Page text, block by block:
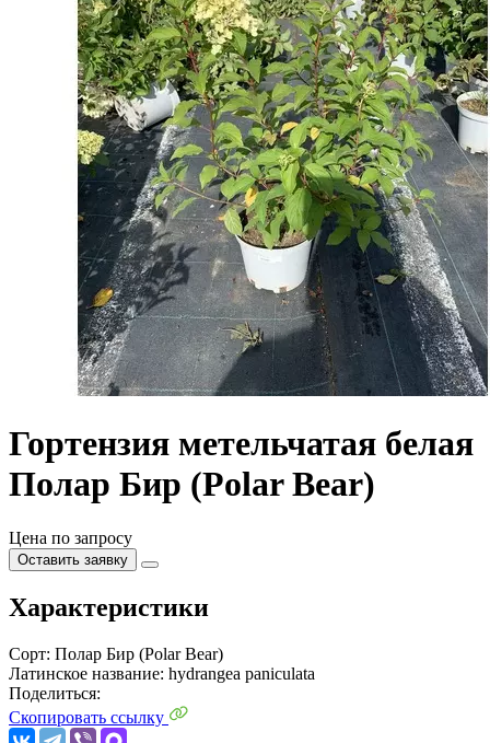
Гортензия метельчатая белая
Полар Бир (Polar Bear)
Цена по запросу
Оставить заявку
Характеристики
Сорт: Полар Бир (Polar Bear)
Латинское название: hydrangea paniculata
Поделиться:
Скопировать ссылку